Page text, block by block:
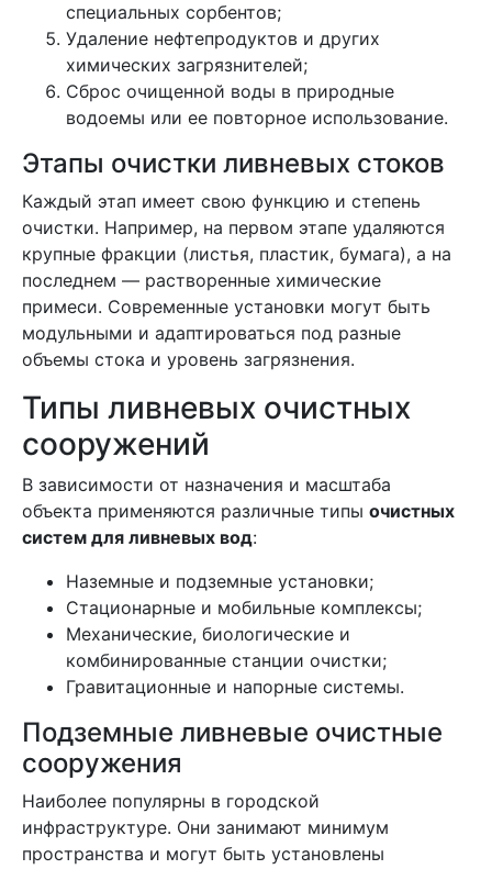
специальных сорбентов;
Удаление нефтепродуктов и других
химических загрязнителей;
Сброс очищенной воды в природные
водоемы или ее повторное использование.
Этапы очистки ливневых стоков
Каждый этап имеет свою функцию и степень
очистки. Например, на первом этапе удаляются
крупные фракции (листья, пластик, бумага), а на
последнем — растворенные химические
примеси. Современные установки могут быть
модульными и адаптироваться под разные
объемы стока и уровень загрязнения.
Типы ливневых очистных
сооружений
В зависимости от назначения и масштаба
объекта применяются различные типы очистных
систем для ливневых вод:
Наземные и подземные установки;
Стационарные и мобильные комплексы;
Механические, биологические и
комбинированные станции очистки;
Гравитационные и напорные системы.
Подземные ливневые очистные
сооружения
Наиболее популярны в городской
инфраструктуре. Они занимают минимум
пространства и могут быть установлены